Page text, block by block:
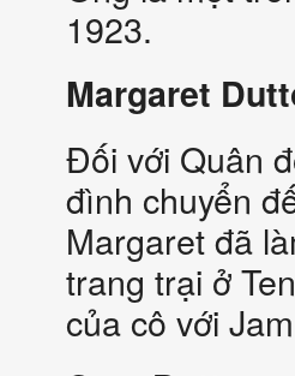
1923.
Margaret
Đối với Quân
đình chuyển
Margaret đã
trang trại ở
của cô với